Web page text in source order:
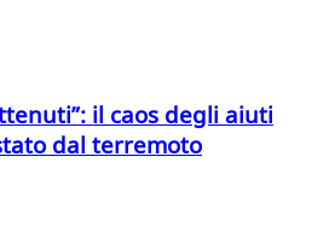
il caos degli aiuti
dal terremoto